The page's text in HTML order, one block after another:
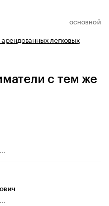
ОСНОВНОЙ
легковых
с тем же